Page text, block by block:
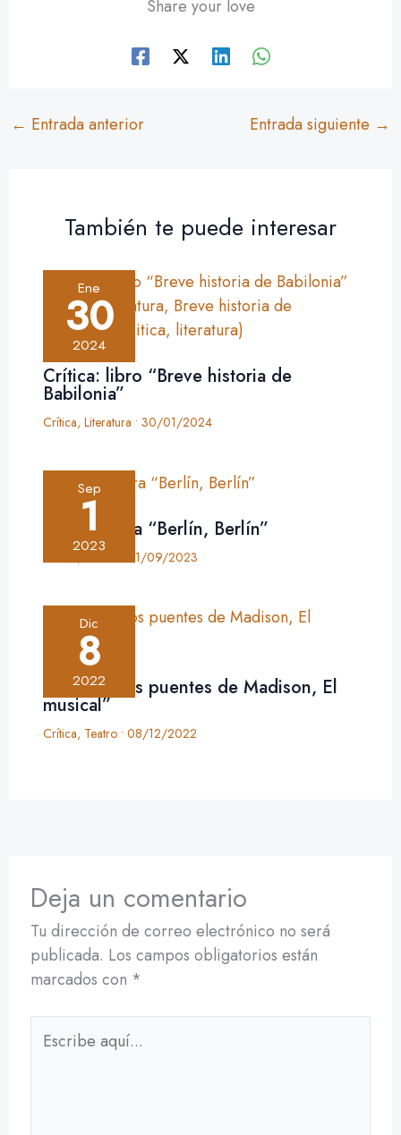
Share your love
← Entrada anterior Entrada siguiente →
También te puede interesar
Ene
30
2024
Crítica: libro “Breve historia de
Babilonia”
Crítica,Literatura •30/01/2024
Sep
1
2023
Crítica: obra “Berlín, Berlín”
01/09/2023
Dic
8
2022
Crítica: “Los puentes de Madison, El
musical”
Crítica, Teatro •08/12/2022
Deja un comentario
Tu dirección de correo electrónico no será
publicada. Los campos obligatorios están
marcados con *
Escribe
aquí...